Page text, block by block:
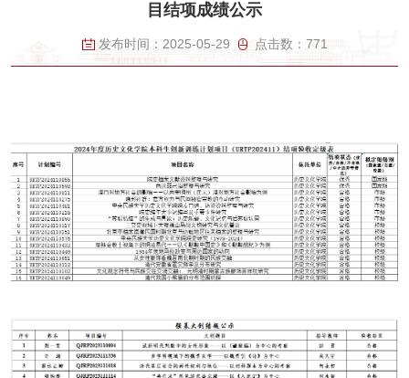
目结项成绩公示
发布时间： 2025-05-29 点击数： 771